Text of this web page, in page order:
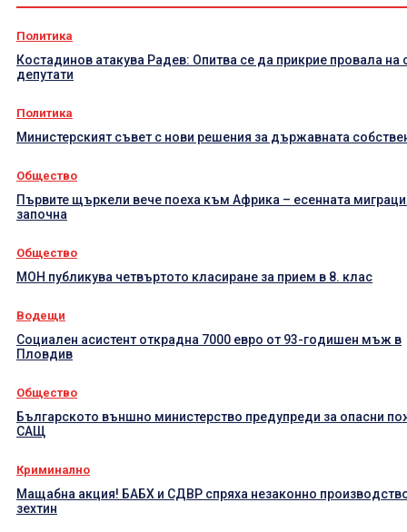
Политика
Костадинов атакува Радев: Опитва се да прикрие провала на
депутати
Политика
Министерският съвет с нови решения за държавната
Общество
Първите щъркели вече поеха към Африка – есенната
започна
Общество
МОН публикува четвъртото класиране за прием в 8. клас
Водещи
Социален асистент открадна 7000 евро от 93-годишен мъж в
Пловдив
Общество
Българското външно министерство предупреди за опасни
САЩ
Криминално
Мащабна акция! БАБХ и СДВР спряха незаконно
зехтин